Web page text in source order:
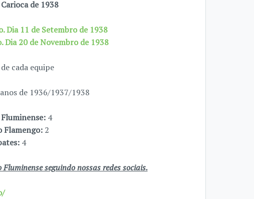
de 1938
Dia 11 de Setembro de 1938
Dia 20 de Novembro de 1938
cada equipe
de 1936/1937/1938
4
Flamengo:2
4
seguindo nossas redes sociais.